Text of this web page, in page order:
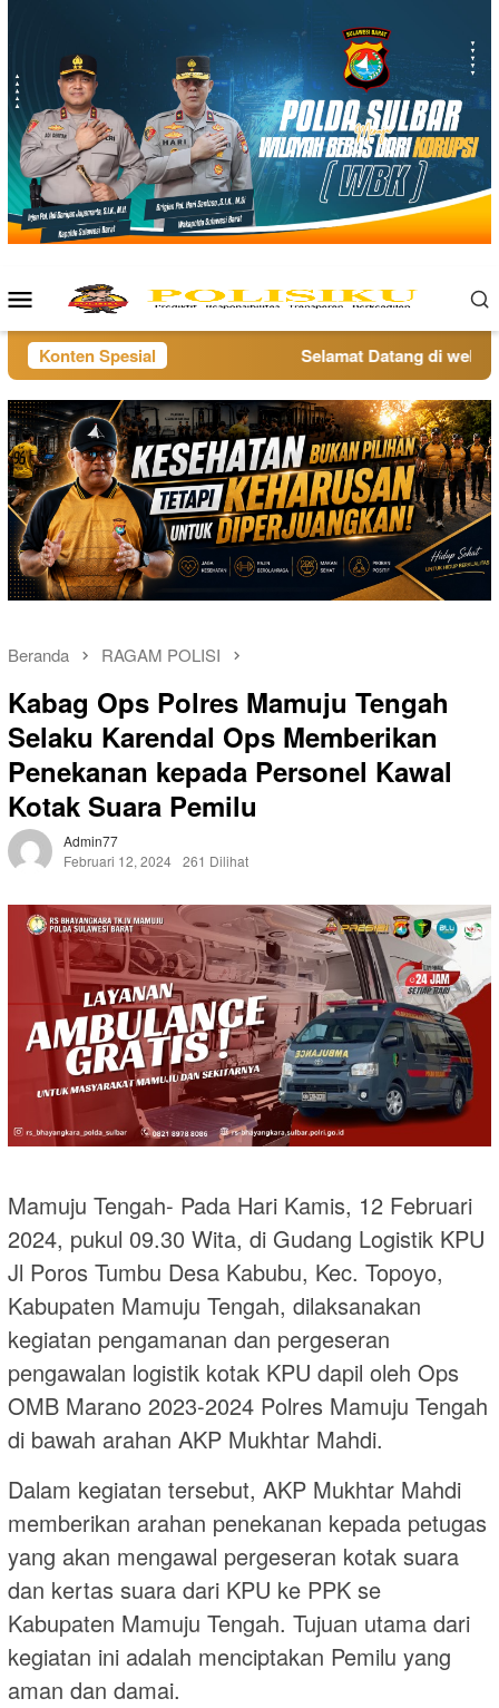
Menu
Mobile
Konten Spesial Selamat Datang di
Beranda RAGAM POLISI
Kabag Ops Polres Mamuju Tengah
Selaku Karendal Ops Memberikan
Penekanan kepada Personel Kawal
Kotak Suara Pemilu
Admin77
Februari 12, 2024 261 Dilihat
Mamuju Tengah- Pada Hari Kamis, 12 Februari
2024, pukul 09.30 Wita, di Gudang Logistik KPU
Jl Poros Tumbu Desa Kabubu, Kec. Topoyo,
Kabupaten Mamuju Tengah, dilaksanakan
kegiatan pengamanan dan pergeseran
pengawalan logistik kotak KPU dapil oleh Ops
OMB Marano 2023-2024 Polres Mamuju Tengah
di bawah arahan AKP Mukhtar Mahdi.
Dalam kegiatan tersebut, AKP Mukhtar Mahdi
memberikan arahan penekanan kepada petugas
yang akan mengawal pergeseran kotak suara
dan kertas suara dari KPU ke PPK se
Kabupaten Mamuju Tengah. Tujuan utama dari
kegiatan ini adalah menciptakan Pemilu yang
aman dan damai.